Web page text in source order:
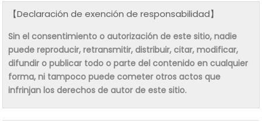
【Declaración de exención de responsabilidad】
Sin el consentimiento o autorización de este sitio, nadie
puede reproducir, retransmitir, distribuir, citar, modificar,
difundir o publicar todo o parte del contenido en cualquier
forma, ni tampoco puede cometer otros actos que
infrinjan los derechos de autor de este sitio.